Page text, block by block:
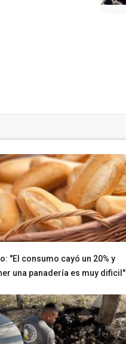
"El consumo cayó un 20% y
una panadería es muy dificil"